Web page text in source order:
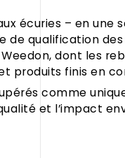
écuries – en une
qualification
dont les
produits finis en
comme
et l’impact